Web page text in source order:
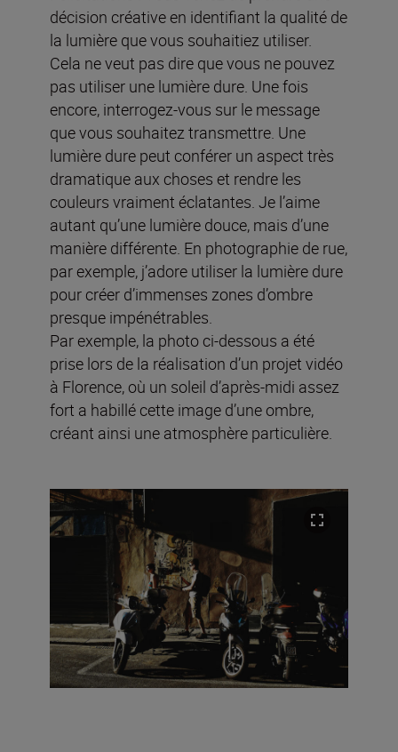
décision créative en identifiant la qualité de
la lumière que vous souhaitiez utiliser.
Cela ne veut pas dire que vous ne pouvez
pas utiliser une lumière dure. Une fois
encore, interrogez-vous sur le message
que vous souhaitez transmettre. Une
lumière dure peut conférer un aspect très
dramatique aux choses et rendre les
couleurs vraiment éclatantes. Je l’aime
autant qu’une lumière douce, mais d’une
manière différente. En photographie de rue,
par exemple, j’adore utiliser la lumière dure
pour créer d’immenses zones d’ombre
presque impénétrables.
Par exemple, la photo ci-dessous a été
prise lors de la réalisation d’un projet vidéo
à Florence, où un soleil d’après-midi assez
fort a habillé cette image d’une ombre,
créant ainsi une atmosphère particulière.